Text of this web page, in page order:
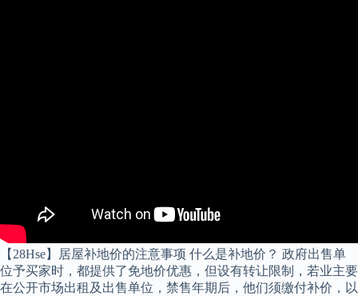
【28Hse】居屋补地价的注意事项 什么是补地价？ 政府出售单
位予买家时，都提供了免地价优惠，但设有转让限制，若业主要
在公开市场出租及出售单位，禁售年期后，他们须缴付补价，以